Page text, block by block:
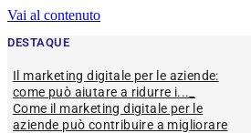
Vai al contenuto
DESTAQUE
Il marketing digitale per le aziende:
come può aiutare a ridurre i...
Come il marketing digitale per le
aziende può contribuire a migliorare